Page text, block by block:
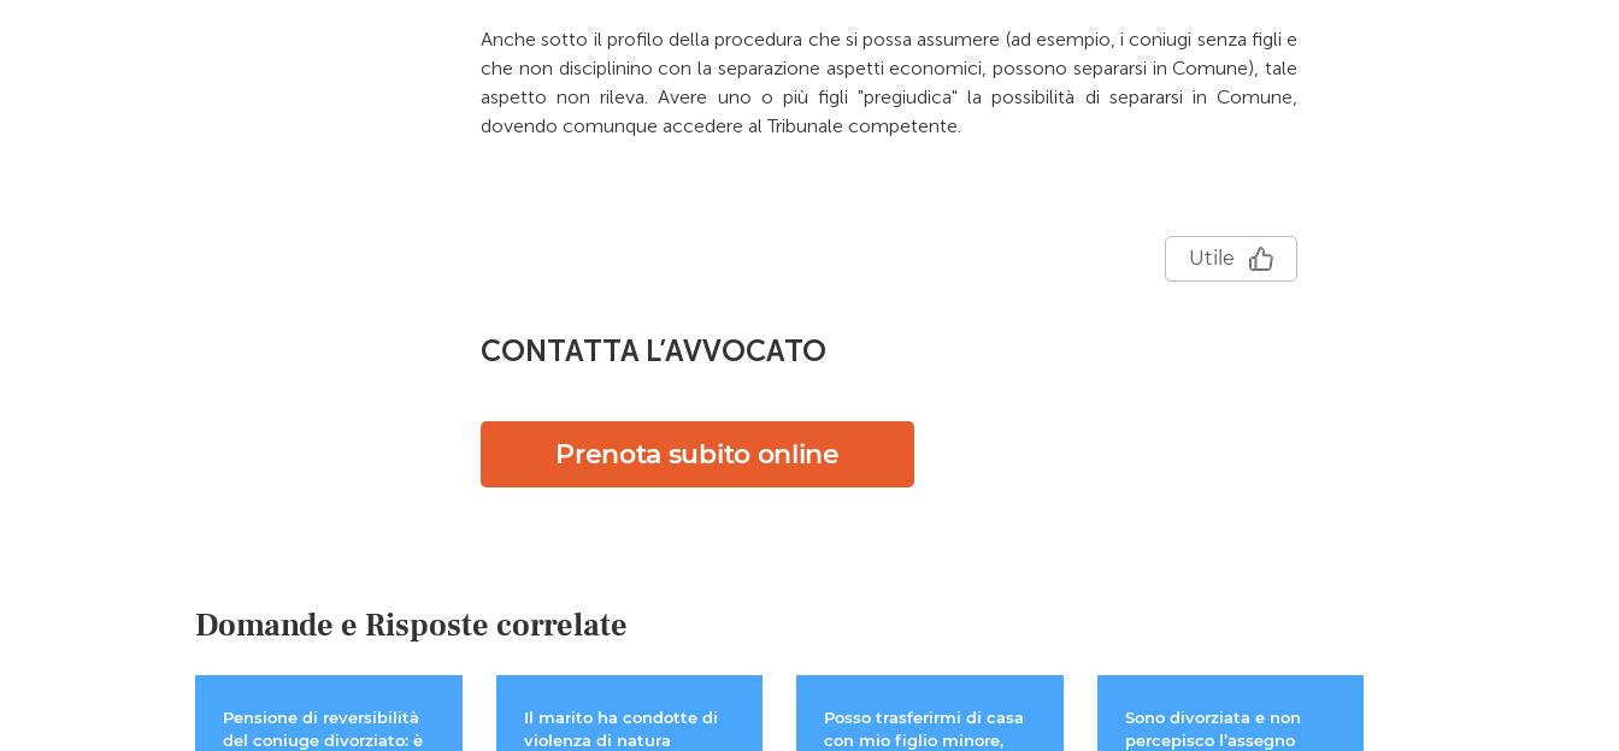
Anche sotto il profilo della procedura che si possa assumere (ad esempio, i coniugi senza figli e
che non disciplinino con la separazione aspetti economici, possono separarsi in Comune), tale
aspetto non rileva. Avere uno o più figli "pregiudica" la possibilità di separarsi in Comune,
dovendo comunque accedere al Tribunale competente.
Utile
CONTATTA L’AVVOCATO
Prenota subito online
Domande e Risposte correlate
Pensione di reversibilità
del coniuge divorziato: è
Il marito ha condotte di
violenza di natura
Posso trasferirmi di casa
con mio figlio minore,
Sono divorziata e non
percepisco l’assegno